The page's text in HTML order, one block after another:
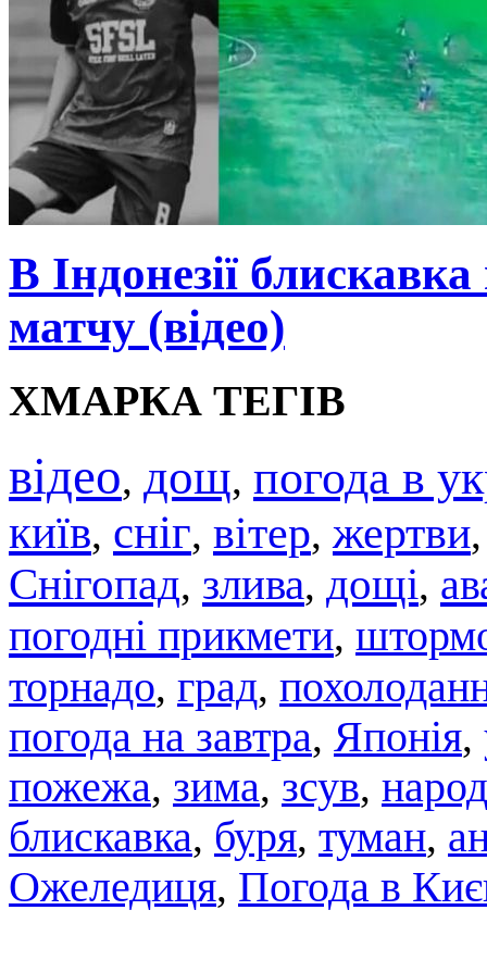
В Індонезії
матчу (відео)
ХМАРКА ТЕГІВ
відео, дощ, погода в
київ, сніг, вітер, жертви
Снігопад, злива, дощі,
погодні прикмети,
торнадо, град,
погода на завтра, Японія,
пожежа, зима, зсув,
блискавка, буря, туман,
Ожеледиця, Погода в